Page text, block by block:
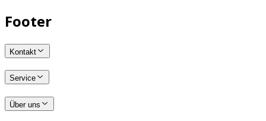
Footer
Kontakt
Service
Über uns